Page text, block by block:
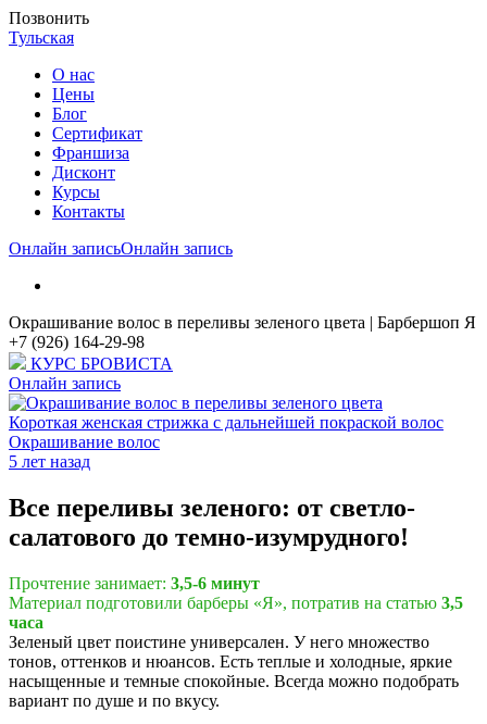
Позвонить
Тульская
О нас
Цены
Блог
Cертификат
Франшиза
Дисконт
Курсы
Контакты
Онлайн записьОнлайн запись
Окрашивание волос в переливы зеленого цвета | Барбершоп Я
+7 (926) 164-29-98
КУРС БРОВИСТА
Онлайн запись
Короткая женская стрижка с дальнейшей покраской волос
Окрашивание волос
5 лет назад
Все переливы зеленого: от светло-
салатового до темно-изумрудного!
Прочтение занимает: 3,5-6 минут
Материал подготовили барберы «Я», потратив на статью 3,5
часа
Зеленый цвет поистине универсален. У него множество
тонов, оттенков и нюансов. Есть теплые и холодные, яркие
насыщенные и темные спокойные. Всегда можно подобрать
вариант по душе и по вкусу.